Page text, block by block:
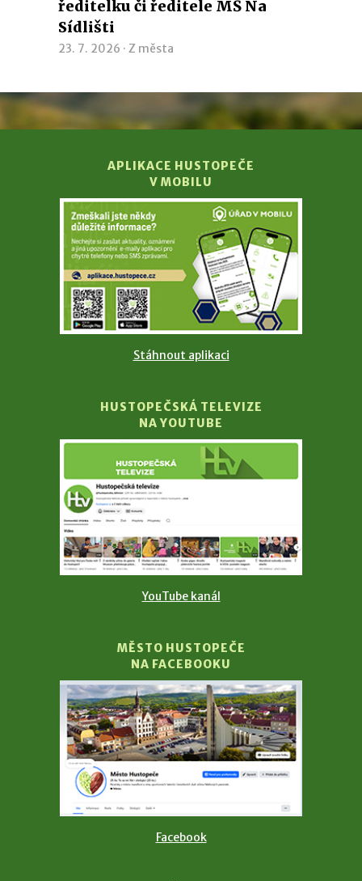
ředitelku či ředitele MŠ Na
Sídlišti
23. 7. 2026 · Z města
APLIKACE HUSTOPEČE
V MOBILU
Stáhnout aplikaci
HUSTOPEČSKÁ TELEVIZE
NA YOUTUBE
YouTube kanál
MĚSTO HUSTOPEČE
NA FACEBOOKU
Facebook